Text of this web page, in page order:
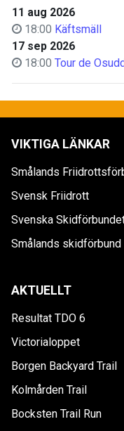
11 aug 2026
18:00 Käftsmäll
17 sep 2026
18:00 Tour de
VIKTIGA LÄNKAR
Smålands
Svensk Friidrott
Svenska
Smålands skidförbund
AKTUELLT
Resultat TDO 6
Victorialoppet
Borgen Backyard Trail
Kolmården Trail
Bocksten Trail Run